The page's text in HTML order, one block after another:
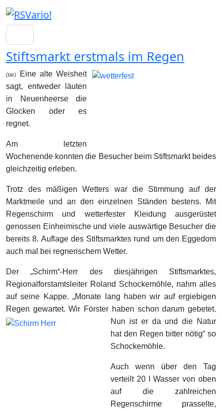
Stiftsmarkt erstmals im Regen
(tar)
Eine alte Weisheit
sagt, entweder läuten
in Neuenheerse die
Glocken oder es
regnet.
Am letzten
Wochenende konnten die Besucher beim Stiftsmarkt beides
gleichzeitig erleben.
Trotz des mäßigen Wetters war die Stimmung auf der
Marktmeile und an den einzelnen Ständen bestens. Mit
Regenschirm und wetterfester Kleidung ausgerüstet
genossen Einheimische und viele auswärtige Besucher die
bereits 8. Auflage des Stiftsmarktes rund um den Eggedom
auch mal bei regnerischem Wetter.
Der „Schirm“-Herr des diesjährigen Stiftsmarktes,
Regionalforstamtsleiter Roland Schockemöhle, nahm alles
auf seine Kappe. „Monate lang haben wir auf ergiebigen
Regen gewartet. Wir Förster haben schon darum gebetet.
Nun ist er da und die Natur
hat den Regen bitter nötig“ so
Schockemöhle.
Auch wenn über den Tag
verteilt 20 l Wasser von oben
auf die zahlreichen
Regenschirme prasselte,